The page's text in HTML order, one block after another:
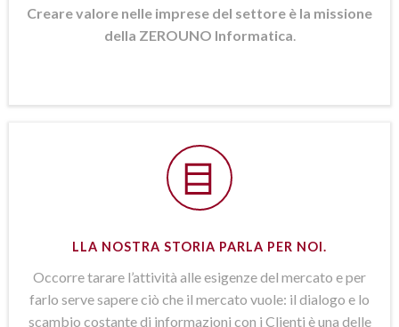
Creare valore nelle imprese del settore è la missione
della ZEROUNO Informatica
LLA NOSTRA STORIA PARLA PER NOI.
Occorre tarare l’attività alle esigenze del mercato e per
farlo serve sapere ciò che il mercato vuole: il dialogo e lo
scambio costante di informazioni con i Clienti è una delle